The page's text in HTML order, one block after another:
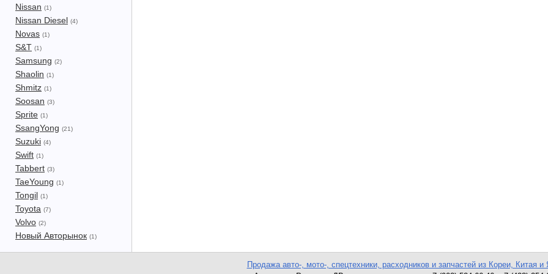
Nissan (1)
Nissan Diesel (4)
Novas (1)
S&T (1)
Samsung (2)
Shaolin (1)
Shmitz (1)
Soosan (3)
Sprite (1)
SsangYong (21)
Suzuki (4)
Swift (1)
Tabbert (3)
TaeYoung (1)
Tongil (1)
Toyota (7)
Volvo (2)
Новый Авторынок (1)
Продажа авто-, мото-, спецтехники, расходников и запчастей из Кореи, Китая и